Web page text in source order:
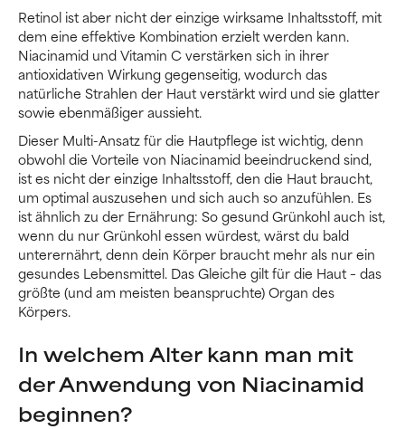
Retinol ist aber nicht der einzige wirksame Inhaltsstoff, mit
dem eine effektive Kombination erzielt werden kann.
Niacinamid und Vitamin C verstärken sich in ihrer
antioxidativen Wirkung gegenseitig, wodurch das
natürliche Strahlen der Haut verstärkt wird und sie glatter
sowie ebenmäßiger aussieht.
Dieser Multi-Ansatz für die Hautpflege ist wichtig, denn
obwohl die Vorteile von Niacinamid beeindruckend sind,
ist es nicht der einzige Inhaltsstoff, den die Haut braucht,
um optimal auszusehen und sich auch so anzufühlen. Es
ist ähnlich zu der Ernährung: So gesund Grünkohl auch ist,
wenn du nur Grünkohl essen würdest, wärst du bald
unterernährt, denn dein Körper braucht mehr als nur ein
gesundes Lebensmittel. Das Gleiche gilt für die Haut – das
größte (und am meisten beanspruchte) Organ des
Körpers.
In welchem Alter kann man mit
der Anwendung von Niacinamid
beginnen?